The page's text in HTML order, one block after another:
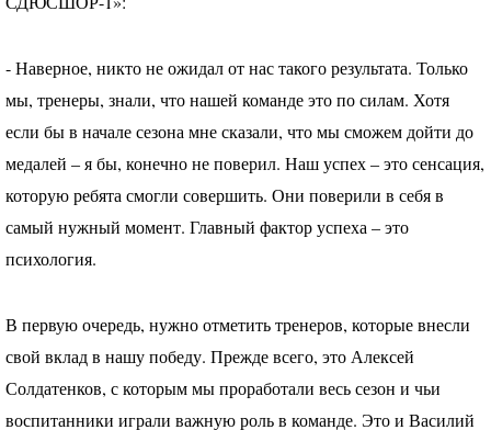
- Наверное, никто не ожидал от нас такого результата. Только
мы, тренеры, знали, что нашей команде это по силам. Хотя
если бы в начале сезона мне сказали, что мы сможем дойти до
медалей – я бы, конечно не поверил. Наш успех – это сенсация,
которую ребята смогли совершить. Они поверили в себя в
самый нужный момент. Главный фактор успеха – это
психология.
В первую очередь, нужно отметить тренеров, которые внесли
свой вклад в нашу победу. Прежде всего, это Алексей
Солдатенков, с которым мы проработали весь сезон и чьи
воспитанники играли важную роль в команде. Это и Василий